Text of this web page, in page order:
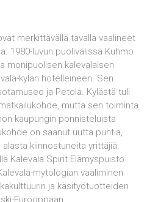
merkittävällä tavalla vaalineet
1980-luvun puolivälissä Kuhmo
monipuolisen kalevalaisen
kylän hotelleineen. Sen
ja Petola. Kylästä tuli
mutta sen toiminta
kaupungin ponnisteluista
on saanut uutta puhtia,
alasta kiinnostuneita yrittäjiä.
Kalevala Spirit Elämyspuisto.
mytologian vaaliminen
ja käsityötuotteiden